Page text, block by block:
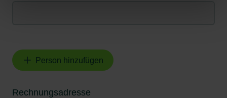
Person hinzufügen
Rechnungsadresse